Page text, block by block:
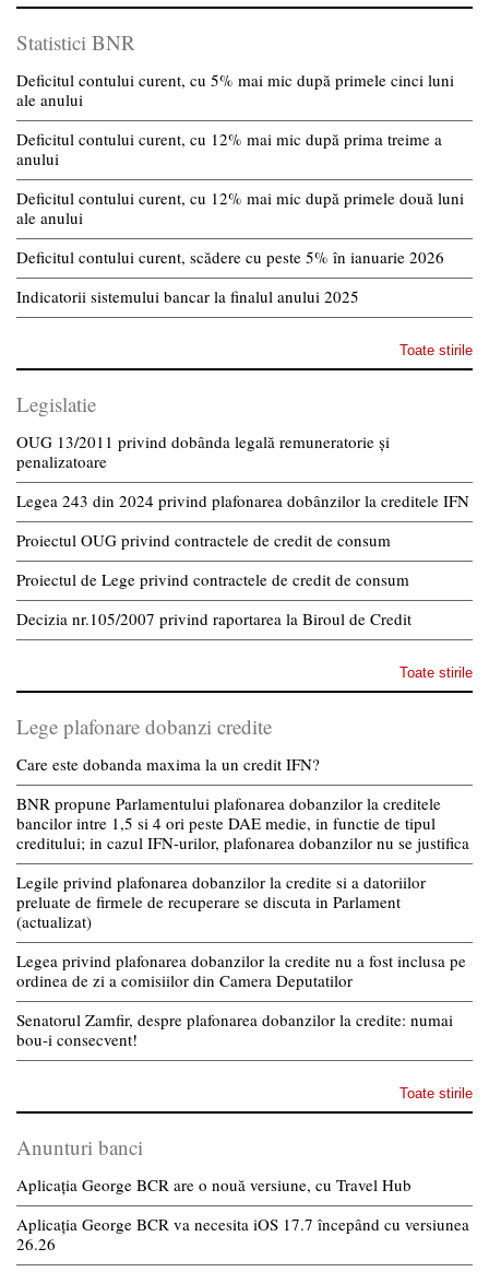
Statistici BNR
Deficitul contului curent, cu 5% mai mic după primele cinci luni
ale anului
Deficitul contului curent, cu 12% mai mic după prima treime a
anului
Deficitul contului curent, cu 12% mai mic după primele două luni
ale anului
Deficitul contului curent, scădere cu peste 5% în ianuarie 2026
Indicatorii sistemului bancar la finalul anului 2025
Toate stirile
Legislatie
OUG 13/2011 privind dobânda legală remuneratorie și
penalizatoare
Legea 243 din 2024 privind plafonarea dobânzilor la creditele IFN
Proiectul OUG privind contractele de credit de consum
Proiectul de Lege privind contractele de credit de consum
Decizia nr.105/2007 privind raportarea la Biroul de Credit
Toate stirile
Lege plafonare dobanzi credite
Care este dobanda maxima la un credit IFN?
BNR propune Parlamentului plafonarea dobanzilor la creditele
bancilor intre 1,5 si 4 ori peste DAE medie, in functie de tipul
creditului; in cazul IFN-urilor, plafonarea dobanzilor nu se justifica
Legile privind plafonarea dobanzilor la credite si a datoriilor
preluate de firmele de recuperare se discuta in Parlament
(actualizat)
Legea privind plafonarea dobanzilor la credite nu a fost inclusa pe
ordinea de zi a comisiilor din Camera Deputatilor
Senatorul Zamfir, despre plafonarea dobanzilor la credite: numai
bou-i consecvent!
Toate stirile
Anunturi banci
Aplicația George BCR are o nouă versiune, cu Travel Hub
Aplicația George BCR va necesita iOS 17.7 începând cu versiunea
26.26